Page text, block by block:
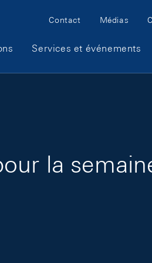
Meta Navigation
Contact Médias
Services et événements
la